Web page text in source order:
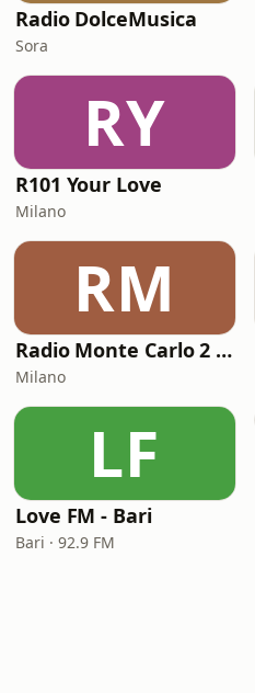
Radio DolceMusica
Sora
RY
R101 Your Love
Milano
RM
Radio Monte Carlo 2 - Amor Latino
Milano
LF
Love FM - Bari
Bari · 92.9 FM